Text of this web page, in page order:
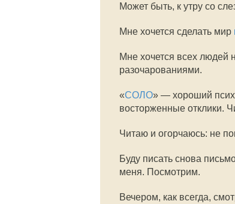
Может быть, к утру со
Мне хочется сделать мир
Мне хочется всех людей
разочарованиями.
«СОЛО» — хороший
восторженные отклики.
Читаю и огорчаюсь: не
Буду писать снова
меня. Посмотрим.
Вечером, как всегда,